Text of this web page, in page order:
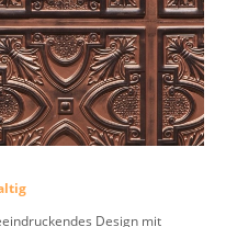
Design mit